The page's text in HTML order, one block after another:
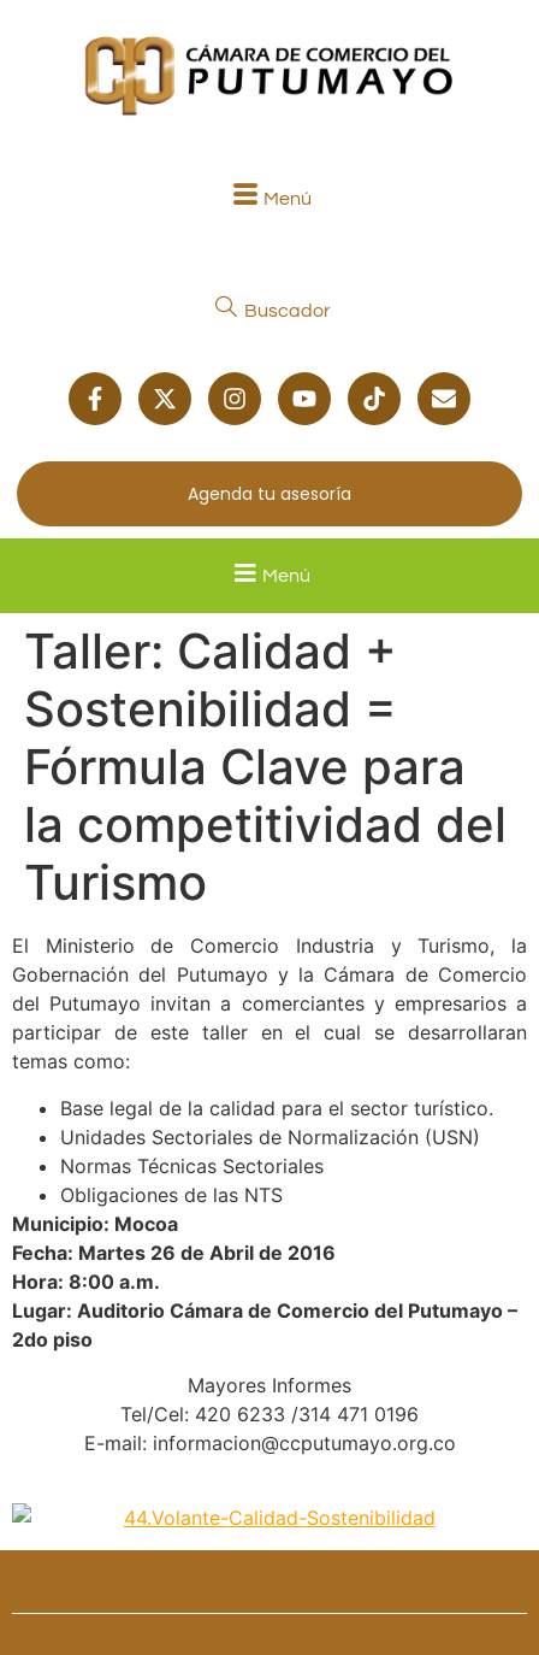
Menú
Buscador
Agenda tu asesoría
Menú
Taller: Calidad +
Sostenibilidad =
Fórmula Clave para
la competitividad del
Turismo
El Ministerio de Comercio Industria y Turismo, la
Gobernación del Putumayo y la Cámara de Comercio
del Putumayo invitan a comerciantes y empresarios a
participar de este taller en el cual se desarrollaran
temas como:
Base legal de la calidad para el sector turístico.
Unidades Sectoriales de Normalización (USN)
Normas Técnicas Sectoriales
Obligaciones de las NTS
Municipio: Mocoa
Fecha: Martes 26 de Abril de 2016
Hora: 8:00 a.m.
Lugar: Auditorio Cámara de Comercio del Putumayo –
2do piso
Mayores Informes
Tel/Cel: 420 6233 /314 471 0196
E-mail: informacion@ccputumayo.org.co